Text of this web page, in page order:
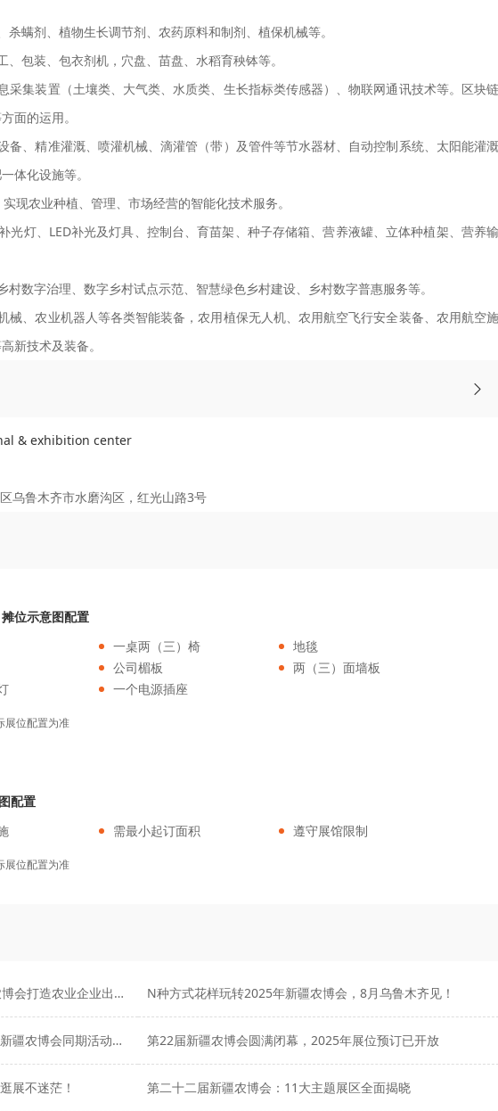
杀螨剂、植物生长调节剂、农药原料和制剂、植保机械等。
包装、包衣剂机，穴盘、苗盘、水稻育秧钵等。
采集装置（土壤类、大气类、水质类、生长指标类传感器）、物联网通讯技术等。区块链
面的运用。
备、精准灌溉、喷灌机械、滴灌管（带）及管件等节水器材、自动控制系统、太阳能灌溉
体化设施等。
现农业种植、管理、市场经营的智能化技术服务。
光灯、LED补光及灯具、控制台、育苗架、种子存储箱、营养液罐、立体种植架、营养输
村数字治理、数字乡村试点示范、智慧绿色乡村建设、乡村数字普惠服务等。
械、农业机器人等各类智能装备，农用植保无人机、农用航空飞行安全装备、农用航空施
新技术及装备。
& exhibition center
乌鲁木齐市水磨沟区，红光山路3号
位示意图配置
一桌两（三）椅
地毯
公司楣板
两（三）面墙板
一个电源插座
展位配置为准
配置
需最小起订面积 遵守展馆限制
展位配置为准
找订单、拓市场、抢商机！2026新疆农博会打造农业企业出海新通道 N种方式花样玩转2025年新疆农博会，8月乌鲁木齐见！
共赴农业盛会，共赢丝路机遇！第23届新疆农博会同期活动一览 第22届新疆农博会圆满闭幕，2025年展位预订已开放
展不迷茫！ 第二十二届新疆农博会：11大主题展区全面揭晓